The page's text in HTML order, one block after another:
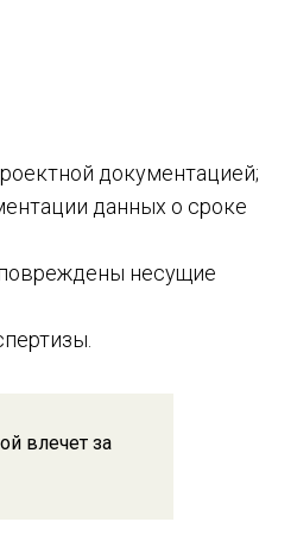
документацией;
данных о сроке
несущие
влечет за